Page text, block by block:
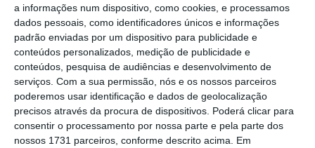
a informações num dispositivo, como cookies, e processamos
dados pessoais, como identificadores únicos e informações
padrão enviadas por um dispositivo para publicidade e
conteúdos personalizados, medição de publicidade e
conteúdos, pesquisa de audiências e desenvolvimento de
serviços. Com a sua permissão, nós e os nossos parceiros
poderemos usar identificação e dados de geolocalização
precisos através da procura de dispositivos. Poderá clicar para
consentir o processamento por nossa parte e pela parte dos
nossos 1731 parceiros, conforme descrito acima. Em
A empresa foi criada em Espanha há cerca de
seis anos e nesta altura quer crescer em
vários segmentos, pelo que “se pensa em
produtos novos e em potenciar outros, como
o ‘corporate’, que é dirigido para empresas e
turistas”.